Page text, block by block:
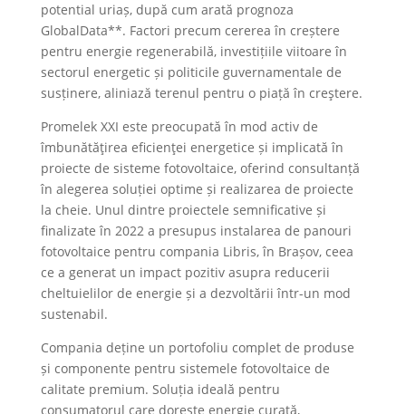
potential uriaș, după cum arată prognoza
GlobalData**. Factori precum cererea în creștere
pentru energie regenerabilă, investițiile viitoare în
sectorul energetic și politicile guvernamentale de
susținere, aliniază terenul pentru o piață în creştere.
Promelek XXI este preocupată în mod activ de
îmbunătăţirea eficienţei energetice și implicată în
proiecte de sisteme fotovoltaice, oferind consultanță
în alegerea soluției optime și realizarea de proiecte
la cheie. Unul dintre proiectele semnificative și
finalizate în 2022 a presupus instalarea de panouri
fotovoltaice pentru compania Libris, în Brașov, ceea
ce a generat un impact pozitiv asupra reducerii
cheltuielilor de energie și a dezvoltării într-un mod
sustenabil.
Compania deține un portofoliu complet de produse
și componente pentru sistemele fotovoltaice de
calitate premium. Soluția ideală pentru
consumatorul care dorește energie curată,